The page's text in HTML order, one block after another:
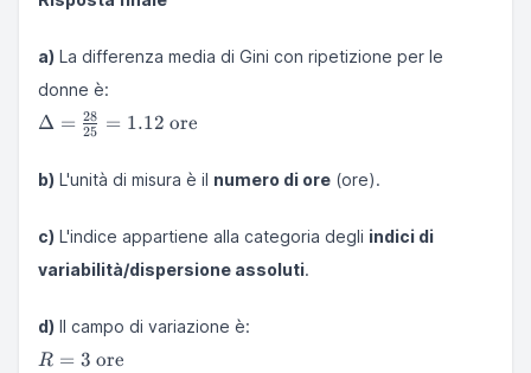
a) La differenza media di Gini con ripetizione per le
donne è:
\Delta =
\frac{28}
1.12
ore}
Δ = 25
28 = 1.12 ore
b) L'unità di misura è il numero di ore (ore).
c) L'indice appartiene alla categoria degli indici di
variabilità/dispersione assoluti.
d) Il campo di variazione è:
R = 3
R = 3 ore